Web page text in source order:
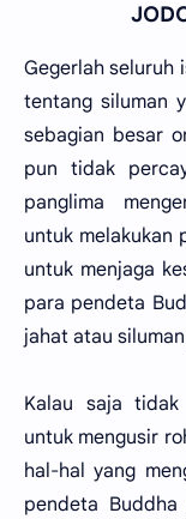
Gegerlah seluruh
tentang siluman
sebagian besar
pun tidak
panglima
untuk melakukan
untuk menjaga
para pendeta
jahat atau
Kalau saja tidak
untuk mengusir
hal-hal yang
pendeta